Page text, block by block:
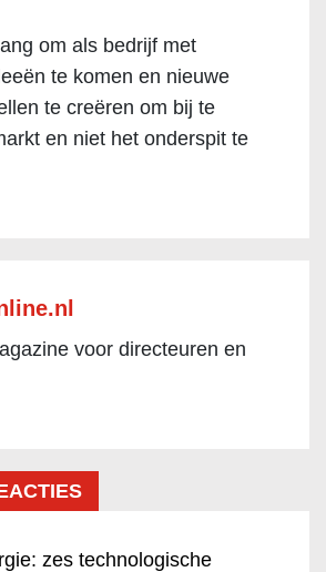
om als bedrijf met
te komen en nieuwe
te creëren om bij te
en niet het onderspit te
voor directeuren en
zes technologische